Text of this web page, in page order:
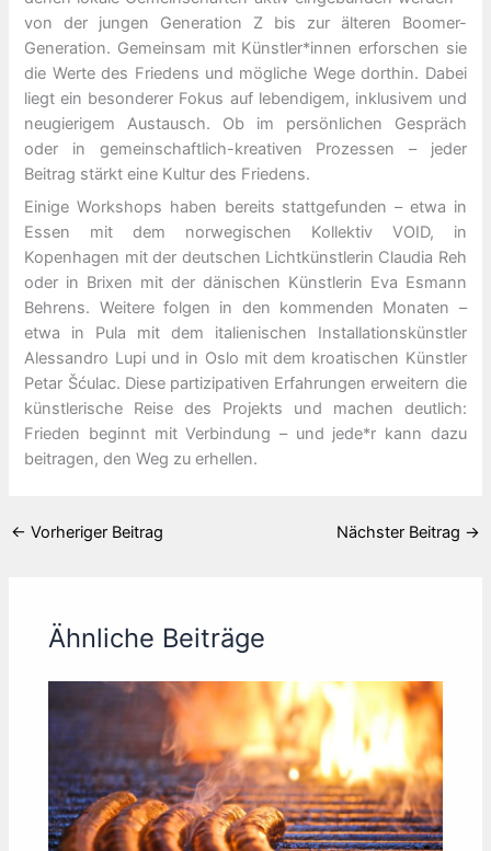
von der jungen Generation Z bis zur älteren Boomer-
Generation. Gemeinsam mit Künstler*innen erforschen sie
die Werte des Friedens und mögliche Wege dorthin. Dabei
liegt ein besonderer Fokus auf lebendigem, inklusivem und
neugierigem Austausch. Ob im persönlichen Gespräch
oder in gemeinschaftlich-kreativen Prozessen – jeder
Beitrag stärkt eine Kultur des Friedens.
Einige Workshops haben bereits stattgefunden – etwa in
Essen mit dem norwegischen Kollektiv VOID, in
Kopenhagen mit der deutschen Lichtkünstlerin Claudia Reh
oder in Brixen mit der dänischen Künstlerin Eva Esmann
Behrens. Weitere folgen in den kommenden Monaten –
etwa in Pula mit dem italienischen Installationskünstler
Alessandro Lupi und in Oslo mit dem kroatischen Künstler
Petar Šćulac. Diese partizipativen Erfahrungen erweitern die
künstlerische Reise des Projekts und machen deutlich:
Frieden beginnt mit Verbindung – und jede*r kann dazu
beitragen, den Weg zu erhellen.
← Vorheriger Beitrag Nächster Beitrag →
Ähnliche Beiträge